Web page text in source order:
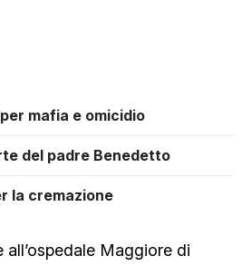
mafia e omicidio
del padre Benedetto
la cremazione
all’ospedale Maggiore di